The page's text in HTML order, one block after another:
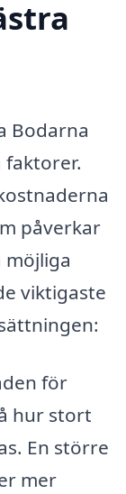
Bodarna
faktorer.
påverkar
möjliga
viktigaste
för
hur stort
En större
mer